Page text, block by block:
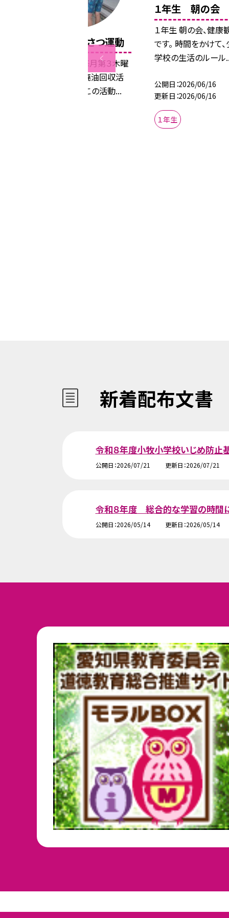
廃油回収＆あいさつ運動
小牧小学校では、毎月第３木曜
日に家庭から出る廃油回収活
動を行っています。この活動...
１年生 朝の会
１年生 朝の会、健康
です。 時間をかけて
学校の生活のルール
公開日 2026/06/16
更新日 2026/06/16
１年生
新着配布文書
令和８年度小牧小学校いじめ防止
公開日 2026/07/21 更新日 2026/07/21
令和８年度 総合的な学習の時間
公開日 2026/05/14 更新日 2026/05/14